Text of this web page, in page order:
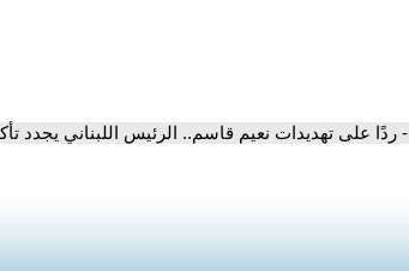
- ردًا على تهديدات نعيم قاسم.. الرئيس اللبناني يجدد